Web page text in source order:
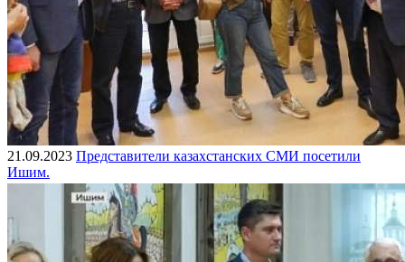
21.09.2023 Представители казахстанских СМИ посетили
Ишим.